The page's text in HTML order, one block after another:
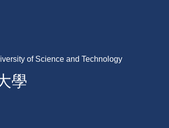
of Science and Technology
學